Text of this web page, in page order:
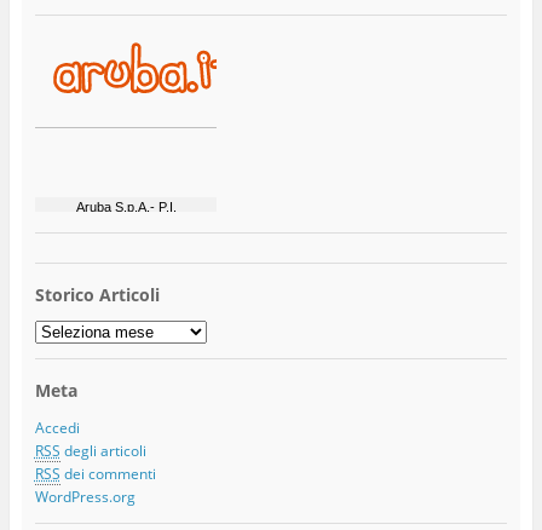
Storico Articoli
Storico
Articoli
Meta
Accedi
RSS degli articoli
RSS dei commenti
WordPress.org